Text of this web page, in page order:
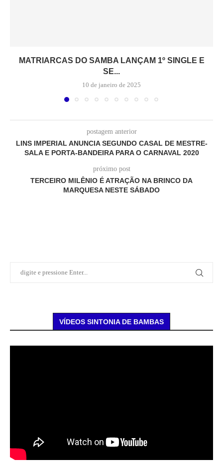
MATRIARCAS DO SAMBA LANÇAM 1º SINGLE E
SE...
10 de janeiro de 2025
postagem anterior
LINS IMPERIAL ANUNCIA SEGUNDO CASAL DE MESTRE-
SALA E PORTA-BANDEIRA PARA O CARNAVAL 2020
próximo post
TERCEIRO MILÊNIO É ATRAÇÃO NA BRINCO DA
MARQUESA NESTE SÁBADO
VÍDEOS SINTONIA DE BAMBAS